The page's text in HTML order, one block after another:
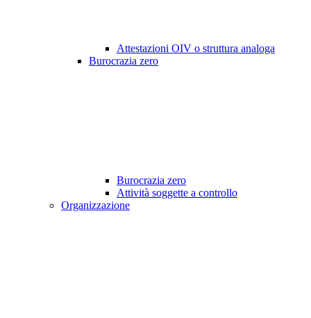
Attestazioni OIV o struttura analoga
Burocrazia zero
Burocrazia zero
Attività soggette a controllo
Organizzazione